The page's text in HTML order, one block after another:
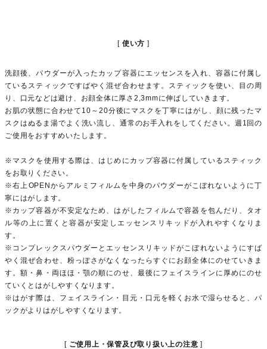
使い方
洗顔後、パウダーが入ったカップ容器にエッセンスを入れ、容器に付属し
ているスティックですばやく混ぜ合わせます。スティックを使い、目の周
り、口元などは避け、お顔全体に厚さ2,3mmに伸ばしていきます。
お肌の状態に合わせて10～20分後にマスクを丁寧にはがし、顔に残ったマ
スクはぬるま湯でよく洗い流し、通常のお手入れをしてください。週1回の
ご使用をおすすめいたします。
※マスクを使用する際は、はじめにカップ容器に付属しているスティック
をお取りください。
※右上OPENからアルミフィルムを中身のパウダーがこぼれないように丁
寧にはがします。
※カップ容器が不安定なため、はがしたフィルムで容器を包んだり、タオ
ル等の上に置くと容器が安定しエッセンスリキッドが入れやすくなりま
す。
※コンプレックスパウダーとエッセンスリキッドがこぼれないようにすば
やく混ぜ合わせ、粉っぽさがなくなったらすぐにお顔全体にのせていきま
す。額・鼻・両ほほ・顎の順にのせ、最後にフェイスラインに厚めにのせ
ていくとはがしやすくなります。
※はがす際は、フェイスライン・目元・口元を軽くお水で湿らせると、パ
ックがよりはがしやすくなります。
ご使用上・保管及び取り扱い上の注意